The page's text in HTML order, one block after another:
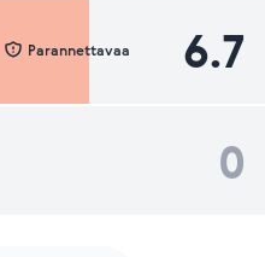
6.7
Parannettavaa
0